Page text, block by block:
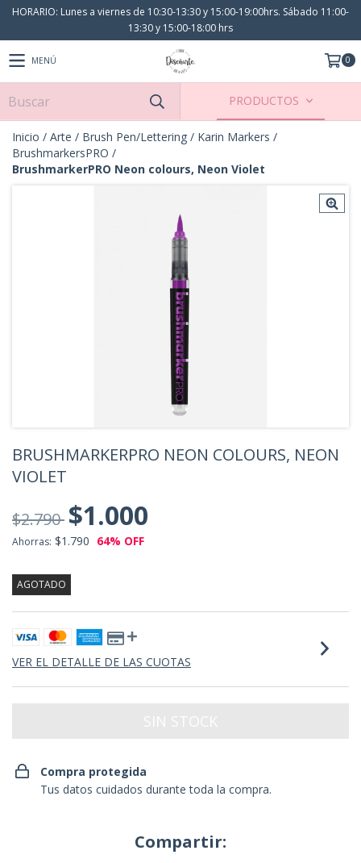
HORARIO: Lunes a viernes de 10:30-13:30 y 15:00-19:00hrs. Sábado 11:00-
13:30 y 15:00-18:00 hrs
MENÚ 0
PRODUCTOS
Inicio / Arte / Brush Pen/Lettering / Karin Markers /
BrushmarkersPRO /
BrushmarkerPRO Neon colours, Neon Violet
BRUSHMARKERPRO NEON COLOURS, NEON
VIOLET
$2.790 $1.000
Ahorras: $1.790 64% OFF
AGOTADO
VER EL DETALLE DE LAS CUOTAS
Compra protegida
Tus datos cuidados durante toda la compra.
Compartir: